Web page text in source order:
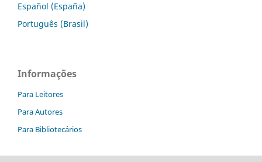
Español (España)
Português (Brasil)
Informações
Para Leitores
Para Autores
Para Bibliotecários